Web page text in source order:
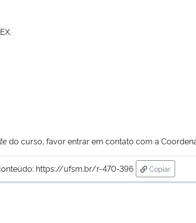
do curso, favor entrar em contato com a
https://ufsm.br/r-470-396
Copiar
para área